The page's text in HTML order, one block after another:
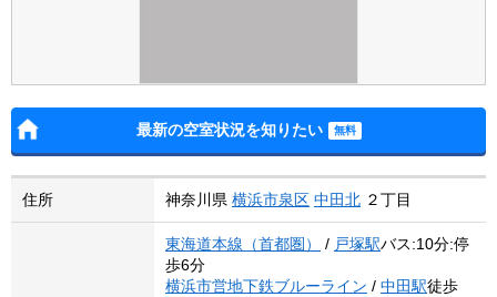
最新の空室状況を知りたい
住所 神奈川県 横浜市泉区 中田北 ２丁目
東海道本線（首都圏） / 戸塚駅バス:10分:停
歩6分
横浜市営地下鉄ブルーライン / 中田駅徒歩